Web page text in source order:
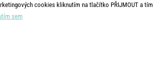
cookies kliknutím na tlačítko PŘIJMOUT a tím
sem